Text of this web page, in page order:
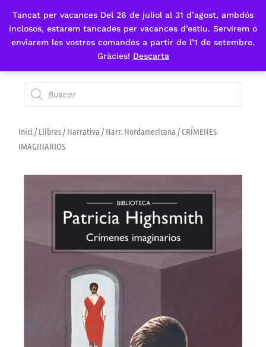
Tancat per vacances Del 26 de juliol al 31 d’agost, ambdós
inclosos, estarem tancades per vacances d’estiu. Servirem o
enviarem les vostres comandes a partir de l’1 de setembre.
Gràcies! Descarta
Fes-te'n sòcia
Inici /Llibres/Narrativa /Narr. Nordamericana / CRÍMENES
IMAGINARIOS